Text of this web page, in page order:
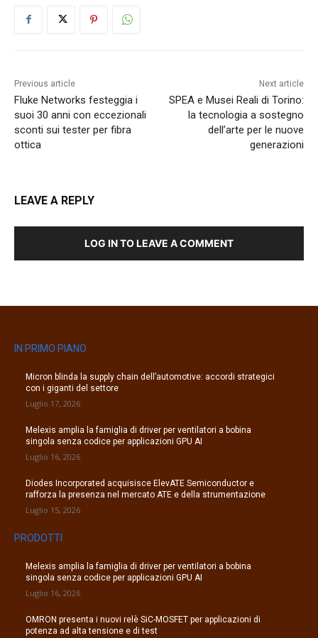
Previous article
Fluke Networks festeggia i
suoi 30 anni con eccezionali
sconti sui tester per fibra
ottica
Next article
SPEA e Musei Reali di Torino:
la tecnologia a sostegno
dell’arte per le nuove
generazioni
LEAVE A REPLY
LOG IN TO LEAVE A COMMENT
IN PRIMO PIANO
Micron blinda la supply chain dell’automotive: accordi strategici
con i giganti del settore
Luglio 17, 2026
Melexis amplia la famiglia di driver per ventilatori a bobina
singola senza codice per applicazioni GPU AI
Luglio 16, 2026
Diodes Incorporated acquisisce ElevATE Semiconductor e
rafforza la presenza nel mercato ATE e della strumentazione
Luglio 15, 2026
PRODOTTI
Melexis amplia la famiglia di driver per ventilatori a bobina
singola senza codice per applicazioni GPU AI
Luglio 16, 2026
OMRON presenta i nuovi relè SiC-MOSFET per applicazioni di
potenza ad alta tensione e di test